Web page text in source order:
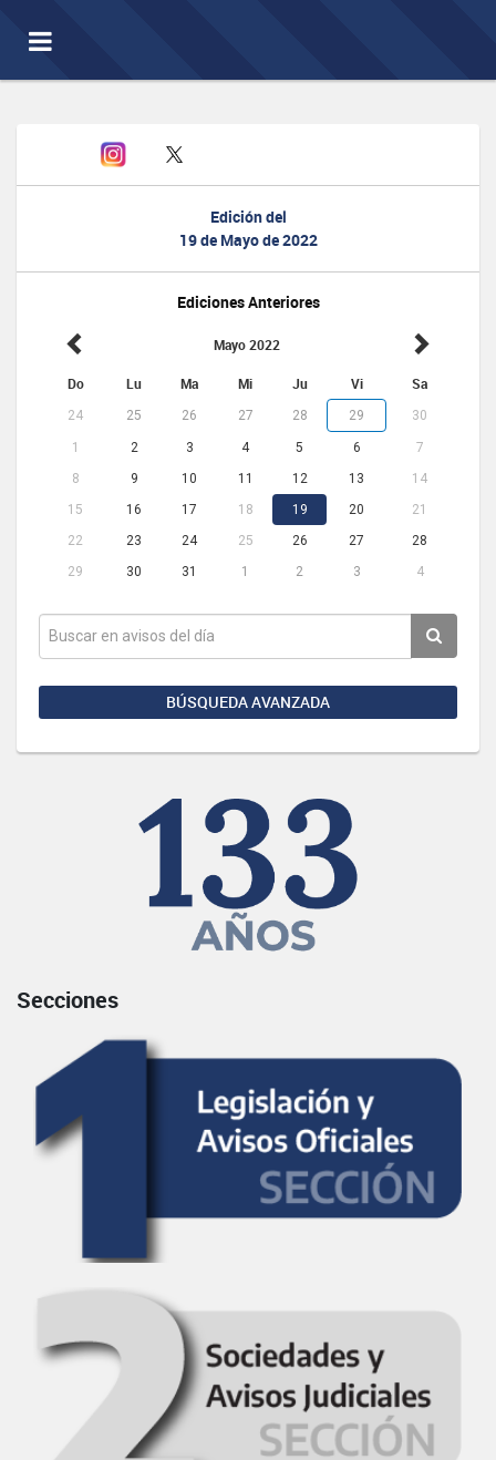
Toggle
navigation
Edición del
19 de Mayo de 2022
Ediciones Anteriores
Mayo 2022
Do Lu Ma Mi Ju Vi Sa
24 25 26 27 28 29 30
1 2 3 4 5 6
7
8
9 10 11 12 13
14
15
16 17 18 19 20
21
22
23 24 25 26 27
28
29
30 31 1 2 3 4
BÚSQUEDA AVANZADA
Secciones